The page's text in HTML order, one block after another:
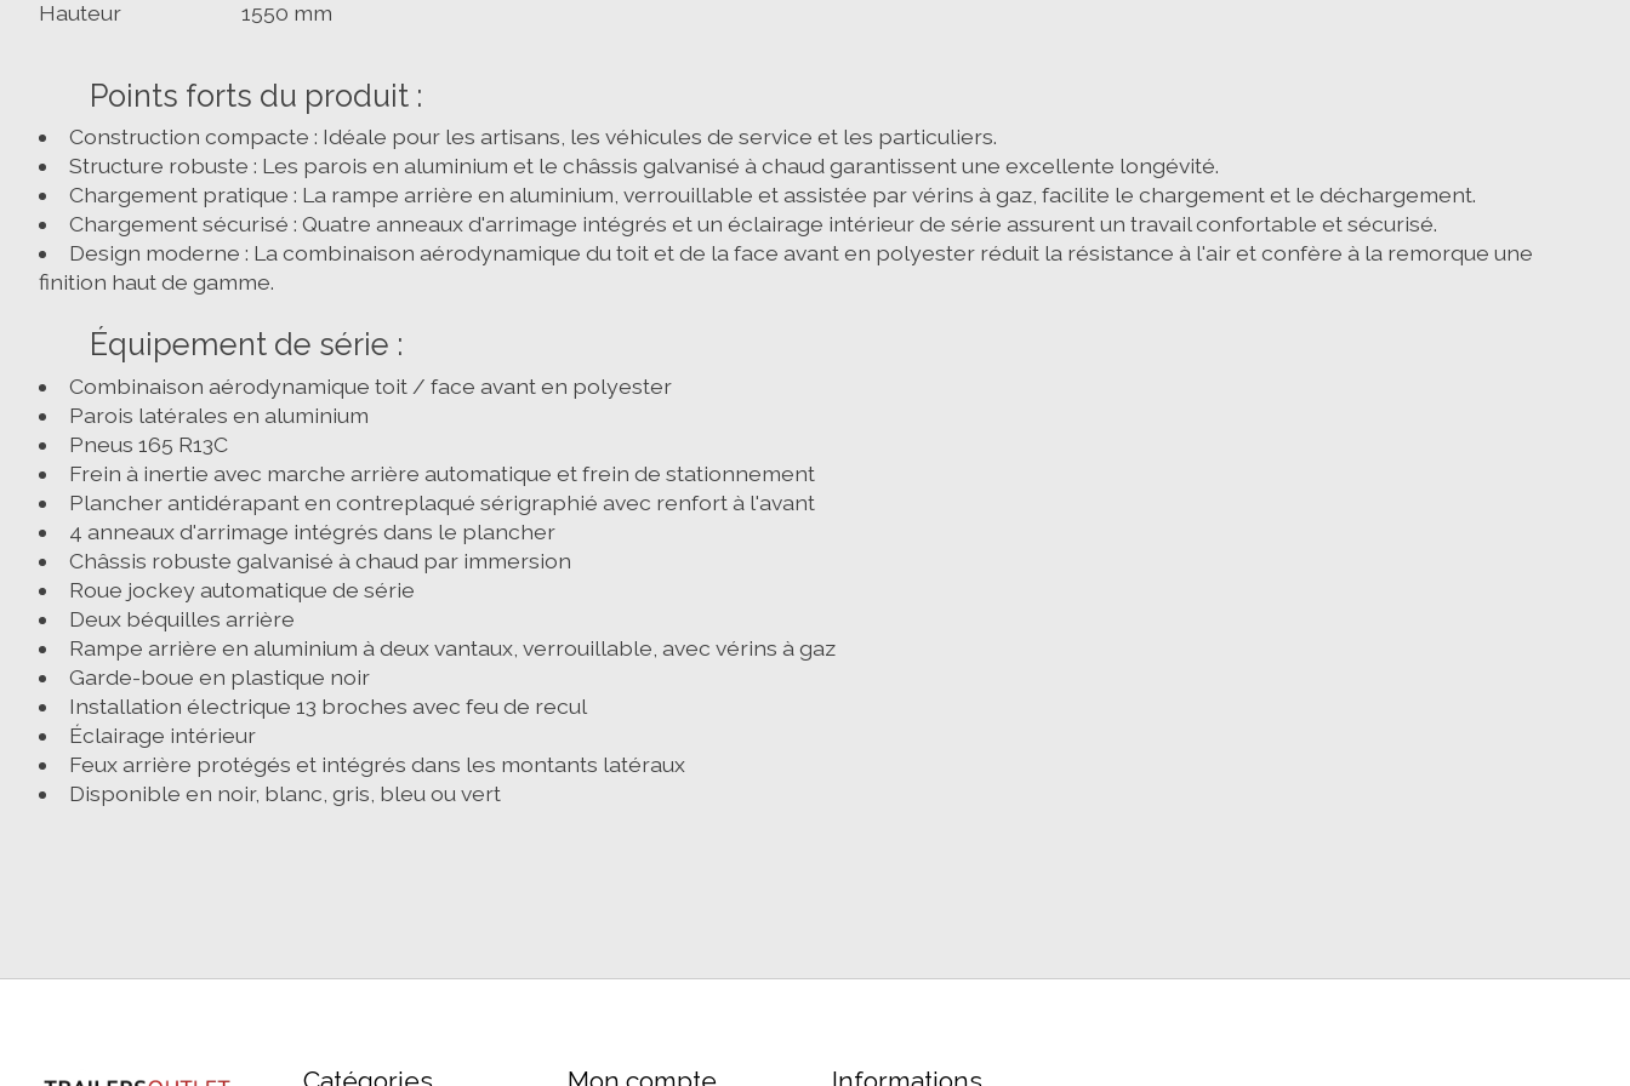
Hauteur 1550 mm
Points forts du produit :
Construction compacte : Idéale pour les artisans, les véhicules de service et les particuliers.
Structure robuste : Les parois en aluminium et le châssis galvanisé à chaud garantissent une excellente longévité.
Chargement pratique : La rampe arrière en aluminium, verrouillable et assistée par vérins à gaz, facilite le chargement et le déchargement.
Chargement sécurisé : Quatre anneaux d'arrimage intégrés et un éclairage intérieur de série assurent un travail confortable et sécurisé.
Design moderne : La combinaison aérodynamique du toit et de la face avant en polyester réduit la résistance à l'air et confère à la remorque une
finition haut de gamme.
Équipement de série :
Combinaison aérodynamique toit / face avant en polyester
Parois latérales en aluminium
Pneus 165 R13C
Frein à inertie avec marche arrière automatique et frein de stationnement
Plancher antidérapant en contreplaqué sérigraphié avec renfort à l'avant
4 anneaux d'arrimage intégrés dans le plancher
Châssis robuste galvanisé à chaud par immersion
Roue jockey automatique de série
Deux béquilles arrière
Rampe arrière en aluminium à deux vantaux, verrouillable, avec vérins à gaz
Garde-boue en plastique noir
Installation électrique 13 broches avec feu de recul
Éclairage intérieur
Feux arrière protégés et intégrés dans les montants latéraux
Disponible en noir, blanc, gris, bleu ou vert